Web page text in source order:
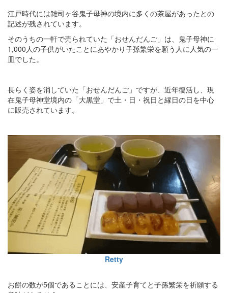
江戸時代には雑司ヶ谷鬼子母神の境内に多くの茶屋があったとの
記述が残されています。
そのうちの一軒で売られていた「おせんだんご」は、鬼子母神に
1,000人の子供がいたことにあやかり子孫繁栄を願う人に人気の一
皿でした。
長らく姿を消していた「おせんだんご」ですが、近年復活し、現
在鬼子母神堂境内の「大黒堂」で土・日・祝日と縁日の日を中心
に販売されています。
Retty
お餅の数が5個であることには、安産子育てと子孫繁栄を祈願する